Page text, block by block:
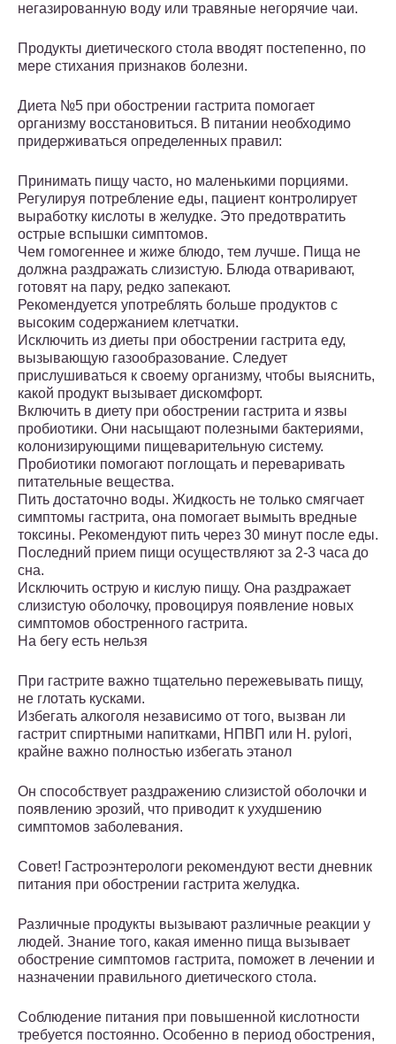
негазированную воду или травяные негорячие чаи.
Продукты диетического стола вводят постепенно, по
мере стихания признаков болезни.
Диета №5 при обострении гастрита помогает
организму восстановиться. В питании необходимо
придерживаться определенных правил:
Принимать пищу часто, но маленькими порциями.
Регулируя потребление еды, пациент контролирует
выработку кислоты в желудке. Это предотвратить
острые вспышки симптомов.
Чем гомогеннее и жиже блюдо, тем лучше. Пища не
должна раздражать слизистую. Блюда отваривают,
готовят на пару, редко запекают.
Рекомендуется употреблять больше продуктов с
высоким содержанием клетчатки.
Исключить из диеты при обострении гастрита еду,
вызывающую газообразование. Следует
прислушиваться к своему организму, чтобы выяснить,
какой продукт вызывает дискомфорт.
Включить в диету при обострении гастрита и язвы
пробиотики. Они насыщают полезными бактериями,
колонизирующими пищеварительную систему.
Пробиотики помогают поглощать и переваривать
питательные вещества.
Пить достаточно воды. Жидкость не только смягчает
симптомы гастрита, она помогает вымыть вредные
токсины. Рекомендуют пить через 30 минут после еды.
Последний прием пищи осуществляют за 2-3 часа до
сна.
Исключить острую и кислую пищу. Она раздражает
слизистую оболочку, провоцируя появление новых
симптомов обостренного гастрита.
На бегу есть нельзя
При гастрите важно тщательно пережевывать пищу,
не глотать кусками.
Избегать алкоголя независимо от того, вызван ли
гастрит спиртными напитками, НПВП или H. pylori,
крайне важно полностью избегать этанол
Он способствует раздражению слизистой оболочки и
появлению эрозий, что приводит к ухудшению
симптомов заболевания.
Совет! Гастроэнтерологи рекомендуют вести дневник
питания при обострении гастрита желудка.
Различные продукты вызывают различные реакции у
людей. Знание того, какая именно пища вызывает
обострение симптомов гастрита, поможет в лечении и
назначении правильного диетического стола.
Соблюдение питания при повышенной кислотности
требуется постоянно. Особенно в период обострения,